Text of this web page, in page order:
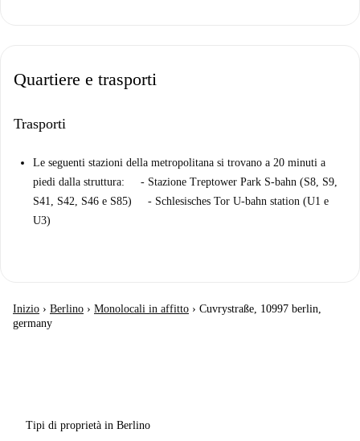
Quartiere e trasporti
Trasporti
Le seguenti stazioni della metropolitana si trovano a 20 minuti a
piedi dalla struttura: - Stazione Treptower Park S-bahn (S8, S9,
S41, S42, S46 e S85) - Schlesisches Tor U-bahn station (U1 e
U3)
Inizio › Berlino › Monolocali in affitto › Cuvrystraße, 10997 berlin,
germany
Tipi di proprietà in Berlino